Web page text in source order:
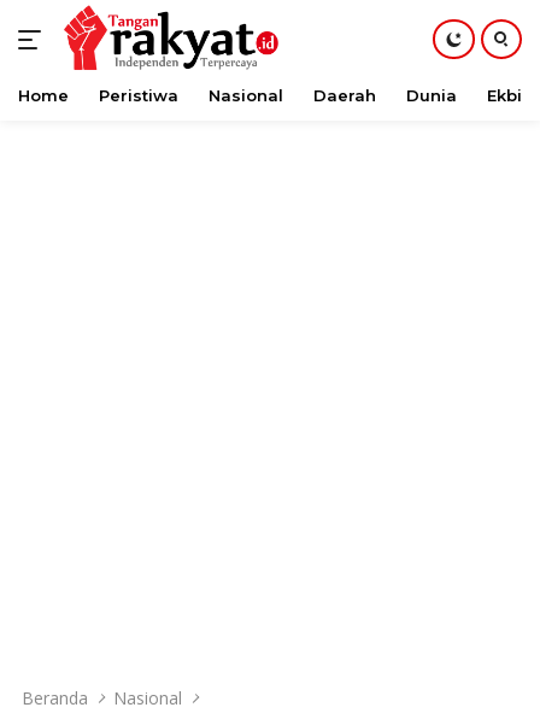
Langsung
Home Peristiwa Nasional Daerah Dunia Ekbis
Beranda Nasional